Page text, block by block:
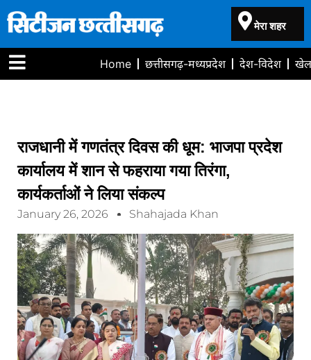
मेरा शहर
Home छत्तीसगढ़-मध्यप्रदेश देश-विदेश
राजधानी में गणतंत्र दिवस की धूम: भाजपा प्रदेश
कार्यालय में शान से फहराया गया तिरंगा,
कार्यकर्ताओं ने लिया संकल्प
January 26, 2026 Shahajada Khan